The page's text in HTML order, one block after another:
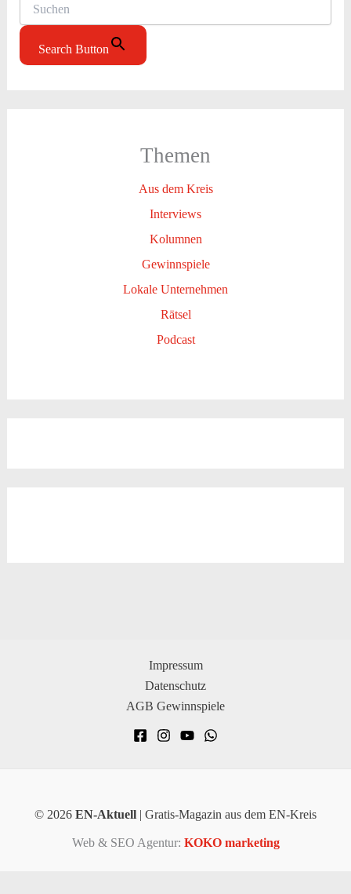
Search Button
Themen
Aus dem Kreis
Interviews
Kolumnen
Gewinnspiele
Lokale Unternehmen
Rätsel
Podcast
Impressum
Datenschutz
AGB Gewinnspiele
© 2026 EN-Aktuell | Gratis-Magazin aus dem EN-Kreis
Web & SEO Agentur: KOKO marketing